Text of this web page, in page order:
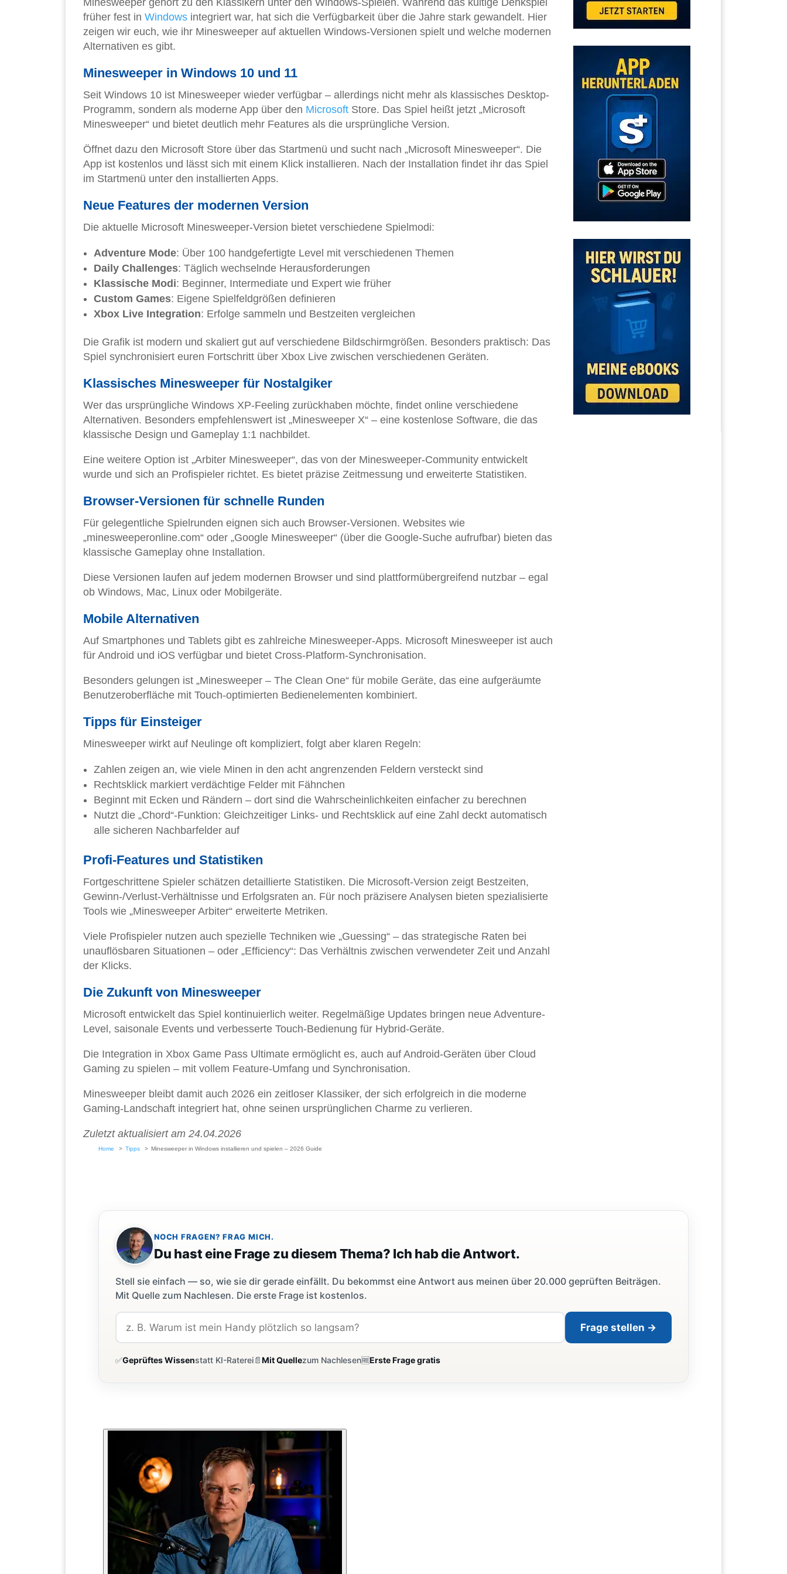
Minesweeper gehört zu den Klassikern unter den Windows-Spielen. Während das kultige Denkspiel
früher fest in Windows integriert war, hat sich die Verfügbarkeit über die Jahre stark gewandelt. Hier
zeigen wir euch, wie ihr Minesweeper auf aktuellen Windows-Versionen spielt und welche modernen
Alternativen es gibt.
Minesweeper in Windows 10 und 11
Seit Windows 10 ist Minesweeper wieder verfügbar – allerdings nicht mehr als klassisches Desktop-
Programm, sondern als moderne App über den Microsoft Store. Das Spiel heißt jetzt „Microsoft
Minesweeper“ und bietet deutlich mehr Features als die ursprüngliche Version.
Öffnet dazu den Microsoft Store über das Startmenü und sucht nach „Microsoft Minesweeper“. Die
App ist kostenlos und lässt sich mit einem Klick installieren. Nach der Installation findet ihr das Spiel
im Startmenü unter den installierten Apps.
Neue Features der modernen Version
Die aktuelle Microsoft Minesweeper-Version bietet verschiedene Spielmodi:
Adventure Mode: Über 100 handgefertigte Level mit verschiedenen Themen
Daily Challenges: Täglich wechselnde Herausforderungen
Klassische Modi: Beginner, Intermediate und Expert wie früher
Custom Games: Eigene Spielfeldgrößen definieren
Xbox Live Integration: Erfolge sammeln und Bestzeiten vergleichen
Die Grafik ist modern und skaliert gut auf verschiedene Bildschirmgrößen. Besonders praktisch: Das
Spiel synchronisiert euren Fortschritt über Xbox Live zwischen verschiedenen Geräten.
Klassisches Minesweeper für Nostalgiker
Wer das ursprüngliche Windows XP-Feeling zurückhaben möchte, findet online verschiedene
Alternativen. Besonders empfehlenswert ist „Minesweeper X“ – eine kostenlose Software, die das
klassische Design und Gameplay 1:1 nachbildet.
Eine weitere Option ist „Arbiter Minesweeper“, das von der Minesweeper-Community entwickelt
wurde und sich an Profispieler richtet. Es bietet präzise Zeitmessung und erweiterte Statistiken.
Browser-Versionen für schnelle Runden
Für gelegentliche Spielrunden eignen sich auch Browser-Versionen. Websites wie
„minesweeperonline.com“ oder „Google Minesweeper“ (über die Google-Suche aufrufbar) bieten das
klassische Gameplay ohne Installation.
Diese Versionen laufen auf jedem modernen Browser und sind plattformübergreifend nutzbar – egal
ob Windows, Mac, Linux oder Mobilgeräte.
Mobile Alternativen
Auf Smartphones und Tablets gibt es zahlreiche Minesweeper-Apps. Microsoft Minesweeper ist auch
für Android und iOS verfügbar und bietet Cross-Platform-Synchronisation.
Besonders gelungen ist „Minesweeper – The Clean One“ für mobile Geräte, das eine aufgeräumte
Benutzeroberfläche mit Touch-optimierten Bedienelementen kombiniert.
Tipps für Einsteiger
Minesweeper wirkt auf Neulinge oft kompliziert, folgt aber klaren Regeln:
Zahlen zeigen an, wie viele Minen in den acht angrenzenden Feldern versteckt sind
Rechtsklick markiert verdächtige Felder mit Fähnchen
Beginnt mit Ecken und Rändern – dort sind die Wahrscheinlichkeiten einfacher zu berechnen
Nutzt die „Chord“-Funktion: Gleichzeitiger Links- und Rechtsklick auf eine Zahl deckt automatisch
alle sicheren Nachbarfelder auf
Profi-Features und Statistiken
Fortgeschrittene Spieler schätzen detaillierte Statistiken. Die Microsoft-Version zeigt Bestzeiten,
Gewinn-/Verlust-Verhältnisse und Erfolgsraten an. Für noch präzisere Analysen bieten spezialisierte
Tools wie „Minesweeper Arbiter“ erweiterte Metriken.
Viele Profispieler nutzen auch spezielle Techniken wie „Guessing“ – das strategische Raten bei
unauflösbaren Situationen – oder „Efficiency“: Das Verhältnis zwischen verwendeter Zeit und Anzahl
der Klicks.
Die Zukunft von Minesweeper
Microsoft entwickelt das Spiel kontinuierlich weiter. Regelmäßige Updates bringen neue Adventure-
Level, saisonale Events und verbesserte Touch-Bedienung für Hybrid-Geräte.
Die Integration in Xbox Game Pass Ultimate ermöglicht es, auch auf Android-Geräten über Cloud
Gaming zu spielen – mit vollem Feature-Umfang und Synchronisation.
Minesweeper bleibt damit auch 2026 ein zeitloser Klassiker, der sich erfolgreich in die moderne
Gaming-Landschaft integriert hat, ohne seinen ursprünglichen Charme zu verlieren.
Zuletzt aktualisiert am 24.04.2026
Home Tipps Minesweeper in Windows installieren und spielen – 2026 Guide
NOCH FRAGEN? FRAG MICH.
Du hast eine Frage zu diesem Thema? Ich hab die Antwort.
Stell sie einfach — so, wie sie dir gerade einfällt. Du bekommst eine Antwort aus meinen über 20.000 geprüften Beiträgen.
Mit Quelle zum Nachlesen. Die erste Frage ist kostenlos.
Frage stellen →
✅Geprüftes Wissenstatt KI-Raterei📄Mit Quellezum Nachlesen🆓Erste Frage gratis